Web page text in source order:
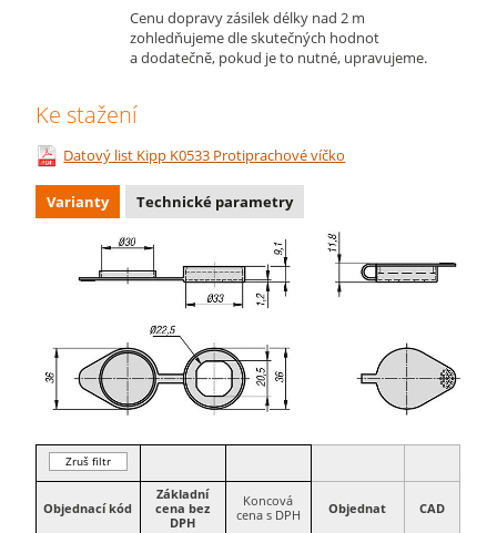
Cenu dopravy zásilek délky nad 2 m
zohledňujeme dle skutečných hodnot
a dodatečně, pokud je to nutné, upravujeme.
Ke stažení
Datový list Kipp K0533 Protiprachové víčko
Varianty Technické parametry
Zruš filtr
Objednací kód
Základní
cena bez
DPH
Koncová
cena s DPH
Objednat CAD